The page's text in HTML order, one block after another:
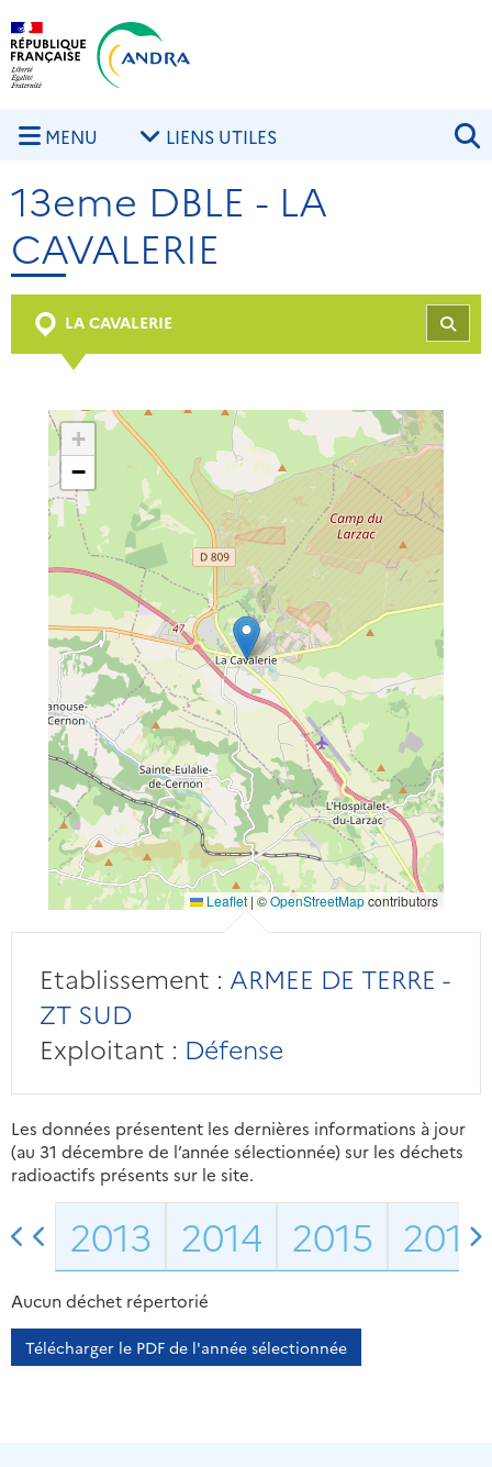
Aller au contenu principal
MENU LIENS UTILES
13eme DBLE - LA
CAVALERIE
LA CAVALERIE
+
−
Leaflet | ©OpenStreetMapcontributors
Etablissement : ARMEE DE TERRE -
ZT SUD
Exploitant : Défense
Les données présentent les dernières informations à jour
(au 31 décembre de l’année sélectionnée) sur les déchets
radioactifs présents sur le site.
2013 2014 2015 2016
Aucun déchet répertorié
Télécharger le PDF de l'année sélectionnée